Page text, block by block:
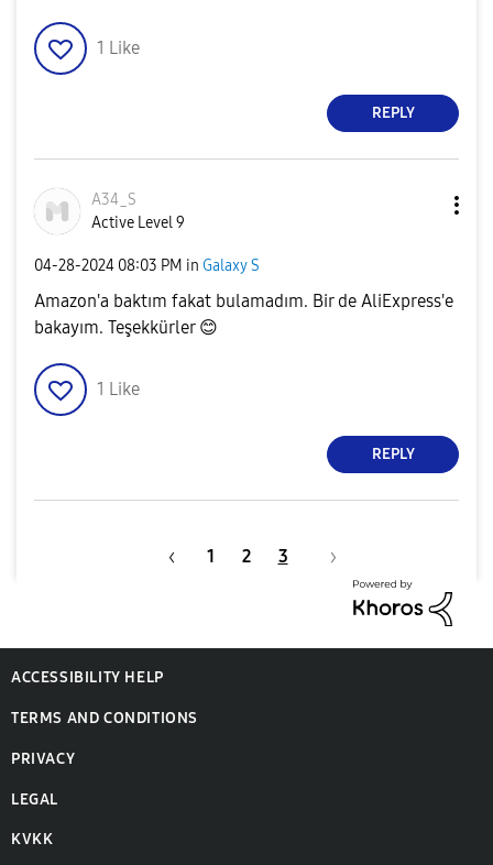
1 Like
REPLY
A34_S
Active Level 9
‎04-28-2024 08:03 PM in Galaxy S
Amazon'a baktım fakat bulamadım. Bir de AliExpress'e
bakayım. Teşekkürler 😊
1 Like
REPLY
1 2 3
ACCESSIBILITY HELP
TERMS AND CONDITIONS
PRIVACY
LEGAL
KVKK